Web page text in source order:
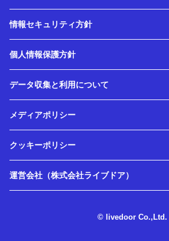
情報セキュリティ方針
個人情報保護方針
データ収集と利用について
メディアポリシー
クッキーポリシー
運営会社（株式会社ライブドア）
© livedoor Co.,Ltd.